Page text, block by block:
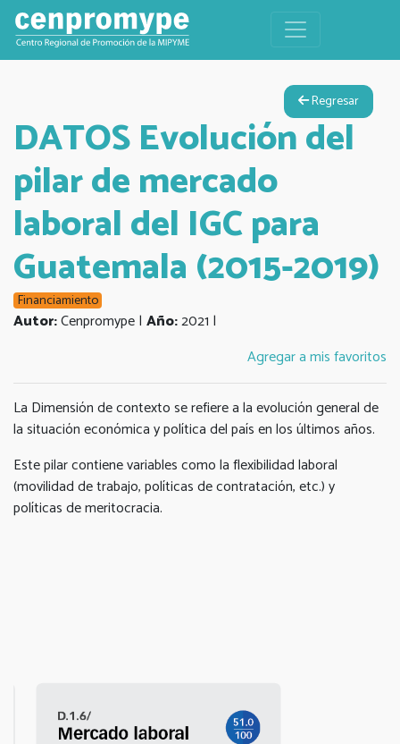
Regresar
DATOS Evolución del
pilar de mercado
laboral del IGC para
Guatemala (2015-2019)
Financiamiento
Autor:Cenpromype | Año:2021 |
Agregar a mis favoritos
La Dimensión de contexto se refiere a la evolución general de
la situación económica y política del país en los últimos años.
Este pilar contiene variables como la flexibilidad laboral
(movilidad de trabajo, políticas de contratación, etc.) y
políticas de meritocracia.